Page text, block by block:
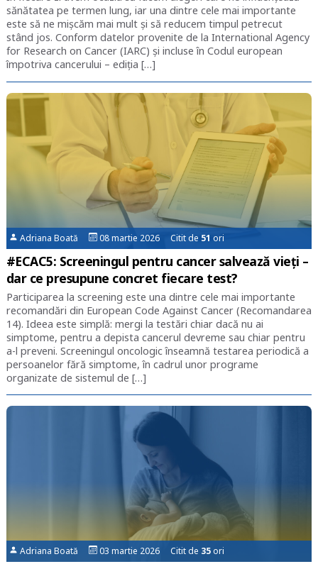
sănătatea pe termen lung, iar una dintre cele mai importante
este să ne mișcăm mai mult și să reducem timpul petrecut
stând jos. Conform datelor provenite de la International Agency
for Research on Cancer (IARC) și incluse în Codul european
împotriva cancerului – ediția […]
Adriana Boată 08 martie 2026 Citit de 51 ori
#ECAC5: Screeningul pentru cancer salvează vieți –
dar ce presupune concret fiecare test?
Participarea la screening este una dintre cele mai importante
recomandări din European Code Against Cancer (Recomandarea
14). Ideea este simplă: mergi la testări chiar dacă nu ai
simptome, pentru a depista cancerul devreme sau chiar pentru
a-l preveni. Screeningul oncologic înseamnă testarea periodică a
persoanelor fără simptome, în cadrul unor programe
organizate de sistemul de […]
Adriana Boată 03 martie 2026 Citit de 35ori